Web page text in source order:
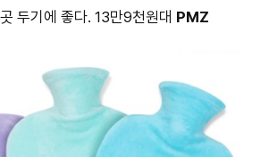
두기에 좋다. 13만9천원대 PMZ